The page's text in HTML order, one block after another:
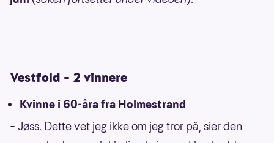
Vestfold – 2 vinnere
Kvinne i 60-åra fra Holmestrand
– Jøss. Dette vet jeg ikke om jeg tror på, sier den